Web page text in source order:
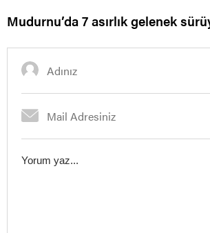
Mudurnu’da 7 asırlık gelenek